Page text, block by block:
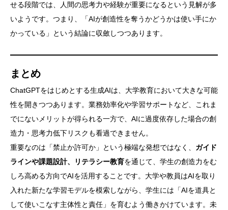
せる段階では、人間の思考力や経験が重要になるという見解が多
いようです。つまり、「AIが創造性を奪うかどうかは使い手にか
かっている」という結論に収斂しつつあります。
まとめ
ChatGPTをはじめとする生成AIは、大学教育において大きな可能
性を開きつつあります。業務効率化や学習サポートなど、これま
でにないメリットが得られる一方で、AIに過度依存した場合の創
造力・思考力低下リスクも看過できません。
重要なのは「禁止か許可か」という極端な発想ではなく、 ガイド
ラインや課題設計、リテラシー教育を通じて、学生の創造力をむ
しろ高める方向でAIを活用することです。大学や教員はAIを取り
入れた新たな学習モデルを模索しながら、学生には「AIを道具と
して使いこなす主体性と責任」を育むよう働きかけています。未